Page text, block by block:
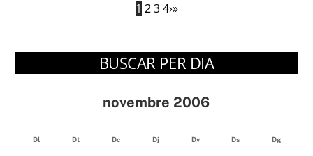
1 2 3 4›»
BUSCAR PER DIA
novembre 2006
Dl Dt Dc Dj Dv Ds Dg